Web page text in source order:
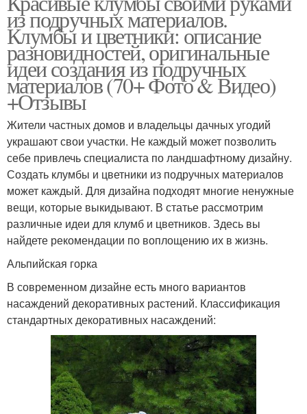
из подручных материалов.
Клумбы и цветники: описание
разновидностей, оригинальные
идеи создания из подручных
материалов (70+ Фото & Видео)
+Отзывы
Жители частных домов и владельцы дачных угодий
украшают свои участки. Не каждый может позволить
себе привлечь специалиста по ландшафтному дизайну.
Создать клумбы и цветники из подручных материалов
может каждый. Для дизайна подходят многие ненужные
вещи, которые выкидывают. В статье рассмотрим
различные идеи для клумб и цветников. Здесь вы
найдете рекомендации по воплощению их в жизнь.
Альпийская горка
В современном дизайне есть много вариантов
насаждений декоративных растений. Классификация
стандартных декоративных насаждений: